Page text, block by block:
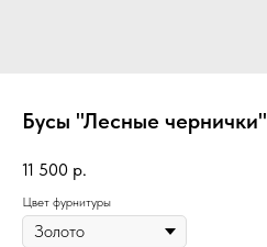
Бусы "Лесные чернички"
11 500 р.
Цвет фурнитуры